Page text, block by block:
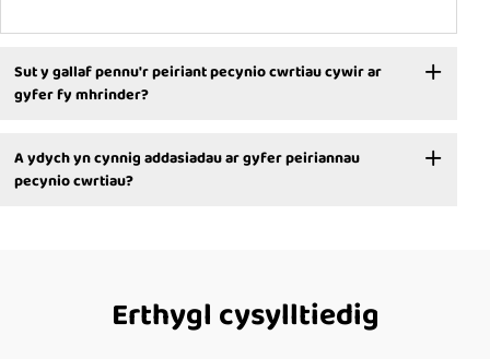
Sut y gallaf pennu'r peiriant pecynio cwrtiau cywir ar
gyfer fy mhrinder?
A ydych yn cynnig addasiadau ar gyfer peiriannau
pecynio cwrtiau?
Erthygl cysylltiedig